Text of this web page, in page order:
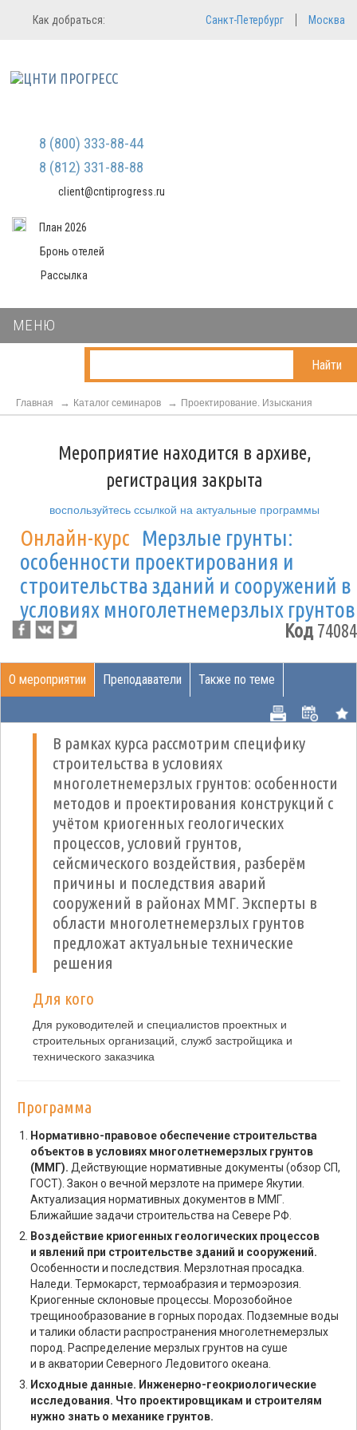
Регистрация
Мы не передаем ваши данные
третьим лицам и не рассылаем
Вход в систему
Как добраться: Санкт-Петербург Москва
8 (800) 333-88-44
8 (812) 331-88-88
client@cntiprogress.ru
План 2026
Бронь отелей
Рассылка
МЕНЮ
Найти
Главная Каталог семинаров Проектирование. Изыскания
Мероприятие находится в архиве,
регистрация закрыта
воспользуйтесь ссылкой на актуальные программы
Онлайн-курс Мерзлые грунты:
особенности проектирования и
строительства зданий и сооружений в
условиях многолетнемерзлых грунтов
Код74084
О мероприятии Преподаватели Также по теме
В рамках курса рассмотрим специфику
строительства в условиях
многолетнемерзлых грунтов: особенности
методов и проектирования конструкций с
учётом криогенных геологических
процессов, условий грунтов,
сейсмического воздействия, разберём
причины и последствия аварий
сооружений в районах ММГ. Эксперты в
области многолетнемерзлых грунтов
предложат актуальные технические
решения
Для кого
Для руководителей и специалистов проектных и
строительных организаций, служб застройщика и
технического заказчика
Программа
Нормативно-правовое обеспечение строительства
объектов в условиях многолетнемерзлых грунтов
(ММГ). Действующие нормативные документы (обзор СП,
ГОСТ). Закон о вечной мерзлоте на примере Якутии.
Актуализация нормативных документов в ММГ.
Ближайшие задачи строительства на Севере РФ.
Воздействие криогенных геологических процессов
и явлений при строительстве зданий и сооружений.
Особенности и последствия. Мерзлотная просадка.
Наледи. Термокарст, термоабразия и термоэрозия.
Криогенные склоновые процессы. Морозобойное
трещинообразование в горных породах. Подземные воды
и талики области распространения многолетнемерзлых
пород. Распределение мерзлых грунтов на суше
и в акватории Северного Ледовитого океана.
Исходные данные. Инженерно-геокриологические
исследования. Что проектировщикам и строителям
нужно знать о механике грунтов.